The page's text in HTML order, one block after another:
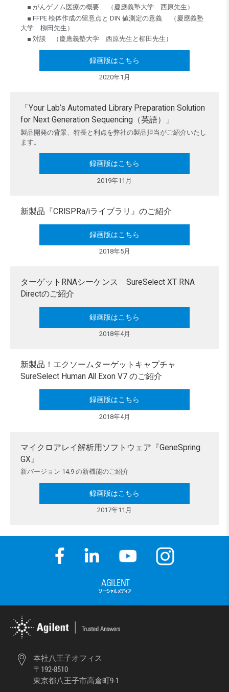
録画版はこちら
■ がんゲノム医療の概要 （慶應義塾大学 西原先生）
■ FFPE 検体作成の留意点と DIN 値測定の意義 （慶應義塾
大学 柳田先生）
■ 対談 （慶應義塾大学 西原先生と柳田先生）
2020年1月
録画版はこちら
「Your Lab’s Automated Library Preparation Solution
for Next Generation Sequencing（英語）」
製品開発の背景、特長と利点を弊社の製品担当がご紹介いたし
ます。
2019年11月
録画版はこちら
新製品『CRISPRa/iライブラリ』のご紹介
2018年5月
録画版はこちら
ターゲットRNAシーケンス SureSelect XT RNA
Directのご紹介
2018年4月
録画版はこちら
新製品！エクソームターゲットキャプチャ
SureSelect Human All Exon V7 のご紹介
2018年4月
録画版はこちら
マイクロアレイ解析用ソフトウェア『GeneSpring
GX』
新バージョン 14.9 の新機能のご紹介
2017年11月
本社八王子オフィス
〒192-8510
東京都八王子市高倉町9-1